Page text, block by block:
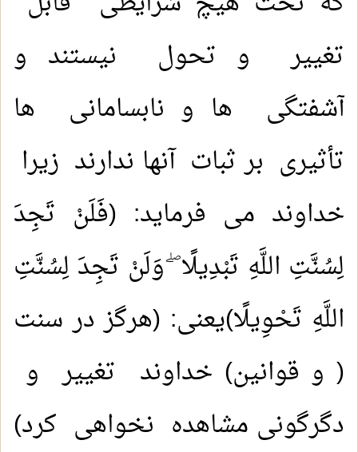
تغییر و تحول نیستند و
آشفتگی ها و نابسامانی ها
تأثیری بر ثبات آنها ندارند زیرا
خداوند می فرماید: (فَلَنْ تَجِدَ
لِسُنَّتِ اللَّهِ تَبْدِيلًا ۖ وَلَنْ تَجِدَ لِسُنَّتِ
اللَّهِ تَحْوِيلًا)يعنى: (هرگز در سنت
( و قوانین) خداوند تغییر و
دگرگونی مشاهده نخواهی کرد)